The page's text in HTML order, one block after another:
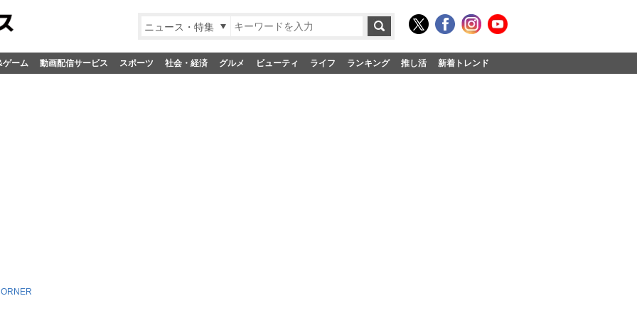
ニュース・特集
ゲーム 動画配信サービス スポーツ 社会・経済 グルメ ビューティ ライフ ランキング 推し活 新着トレンド